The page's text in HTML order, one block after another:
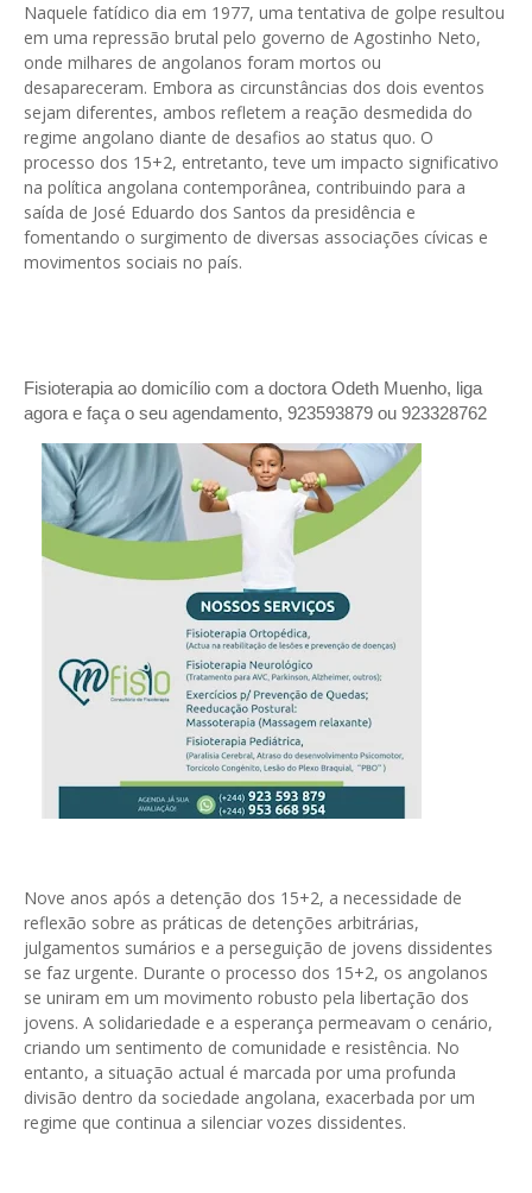
Naquele fatídico dia em 1977, uma tentativa de golpe resultou
em uma repressão brutal pelo governo de Agostinho Neto,
onde milhares de angolanos foram mortos ou
desapareceram. Embora as circunstâncias dos dois eventos
sejam diferentes, ambos refletem a reação desmedida do
regime angolano diante de desafios ao status quo. O
processo dos 15+2, entretanto, teve um impacto significativo
na política angolana contemporânea, contribuindo para a
saída de José Eduardo dos Santos da presidência e
fomentando o surgimento de diversas associações cívicas e
movimentos sociais no país.
Fisioterapia ao domicílio com a doctora Odeth Muenho, liga
agora e faça o seu agendamento, 923593879 ou 923328762
Nove anos após a detenção dos 15+2, a necessidade de
reflexão sobre as práticas de detenções arbitrárias,
julgamentos sumários e a perseguição de jovens dissidentes
se faz urgente. Durante o processo dos 15+2, os angolanos
se uniram em um movimento robusto pela libertação dos
jovens. A solidariedade e a esperança permeavam o cenário,
criando um sentimento de comunidade e resistência. No
entanto, a situação actual é marcada por uma profunda
divisão dentro da sociedade angolana, exacerbada por um
regime que continua a silenciar vozes dissidentes.